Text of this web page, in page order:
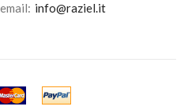
info@raziel.it